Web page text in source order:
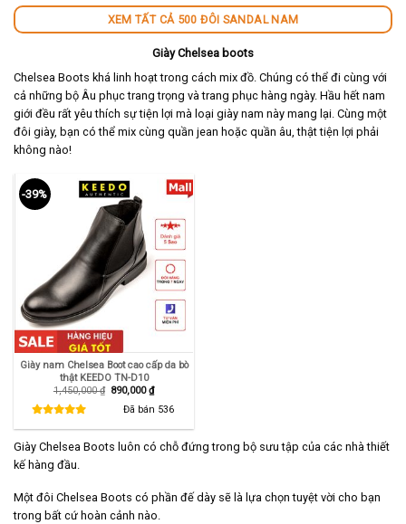
XEM TẤT CẢ 500 ĐÔI SANDAL NAM
Giày Chelsea boots
Chelsea Boots khá linh hoạt trong cách mix đồ. Chúng có thể đi cùng với
cả những bộ Âu phục trang trọng và trang phục hàng ngày. Hầu hết nam
giới đều rất yêu thích sự tiện lợi mà loại giày nam này mang lại. Cùng một
đôi giày, bạn có thể mix cùng quần jean hoặc quần âu, thật tiện lợi phải
không nào!
-39%
Giày nam Chelsea Boot cao cấp da bò
thật KEEDO TN-D10
1,450,000₫ Giá
890,000₫Giá
hiện
tại
Đã bán 536
Giày Chelsea Boots luôn có chỗ đứng trong bộ sưu tập của các nhà thiết
kế hàng đầu.
Một đôi Chelsea Boots có phần đế dày sẽ là lựa chọn tuyệt vời cho bạn
trong bất cứ hoàn cảnh nào.